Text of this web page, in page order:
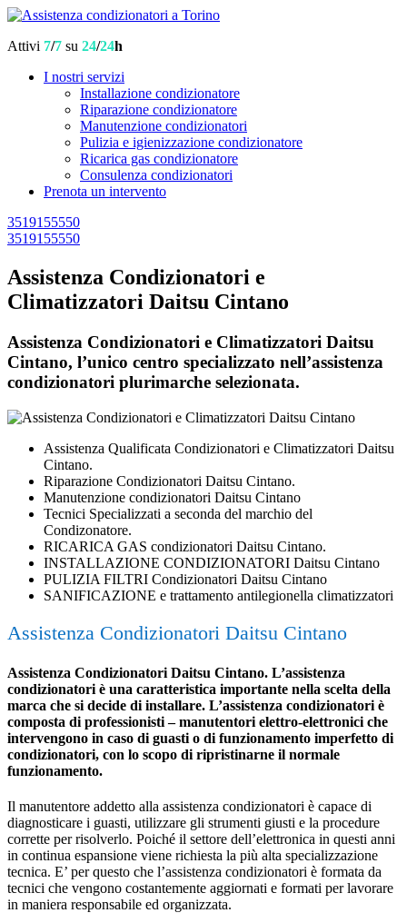
Attivi 7/7 su 24/24h
I nostri servizi
Installazione condizionatore
Riparazione condizionatore
Manutenzione condizionatori
Pulizia e igienizzazione condizionatore
Ricarica gas condizionatore
Consulenza condizionatori
Prenota un intervento
3519155550
3519155550
Assistenza Condizionatori e
Climatizzatori Daitsu Cintano
Assistenza Condizionatori e Climatizzatori Daitsu
Cintano, l’unico centro specializzato nell’assistenza
condizionatori plurimarche selezionata.
Assistenza Qualificata Condizionatori e Climatizzatori Daitsu
Cintano.
Riparazione Condizionatori Daitsu Cintano.
Manutenzione condizionatori Daitsu Cintano
Tecnici Specializzati a seconda del marchio del
Condizonatore.
RICARICA GAS condizionatori Daitsu Cintano.
INSTALLAZIONE CONDIZIONATORI Daitsu Cintano
PULIZIA FILTRI Condizionatori Daitsu Cintano
SANIFICAZIONE e trattamento antilegionella climatizzatori
Assistenza Condizionatori Daitsu Cintano
Assistenza Condizionatori Daitsu Cintano. L’assistenza
condizionatori è una caratteristica importante nella scelta della
marca che si decide di installare. L’assistenza condizionatori è
composta di professionisti – manutentori elettro-elettronici che
intervengono in caso di guasti o di funzionamento imperfetto di
condizionatori, con lo scopo di ripristinarne il normale
funzionamento.
Il manutentore addetto alla assistenza condizionatori è capace di
diagnosticare i guasti, utilizzare gli strumenti giusti e la procedure
corrette per risolverlo. Poiché il settore dell’elettronica in questi anni
in continua espansione viene richiesta la più alta specializzazione
tecnica. E’ per questo che l’assistenza condizionatori è formata da
tecnici che vengono costantemente aggiornati e formati per lavorare
in maniera responsabile ed organizzata.